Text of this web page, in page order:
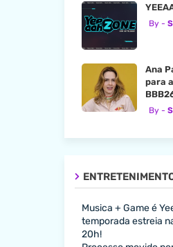
Ana
para
Musica + Game é
temporada estreia
20h!